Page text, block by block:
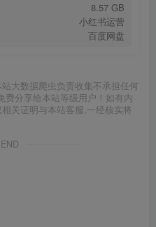
8.57 GB
小红书运营
百度网盘
大数据爬虫负责收集不承担任何
费分享给本站等级用户！如有内
关证明与本站客服,一经核实将